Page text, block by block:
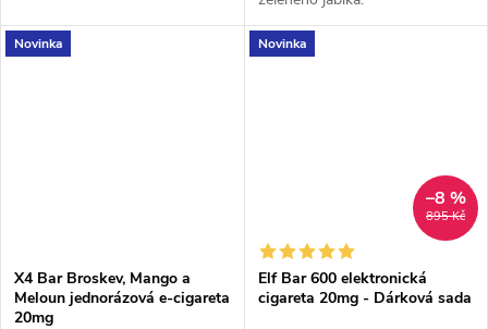
Novinka
X4 Bar Broskev, Mango a
Meloun jednorázová e-cigareta
20mg
Novinka
895 Kč
–8 %
Elf Bar 600 elektronická
cigareta 20mg - Dárková sada